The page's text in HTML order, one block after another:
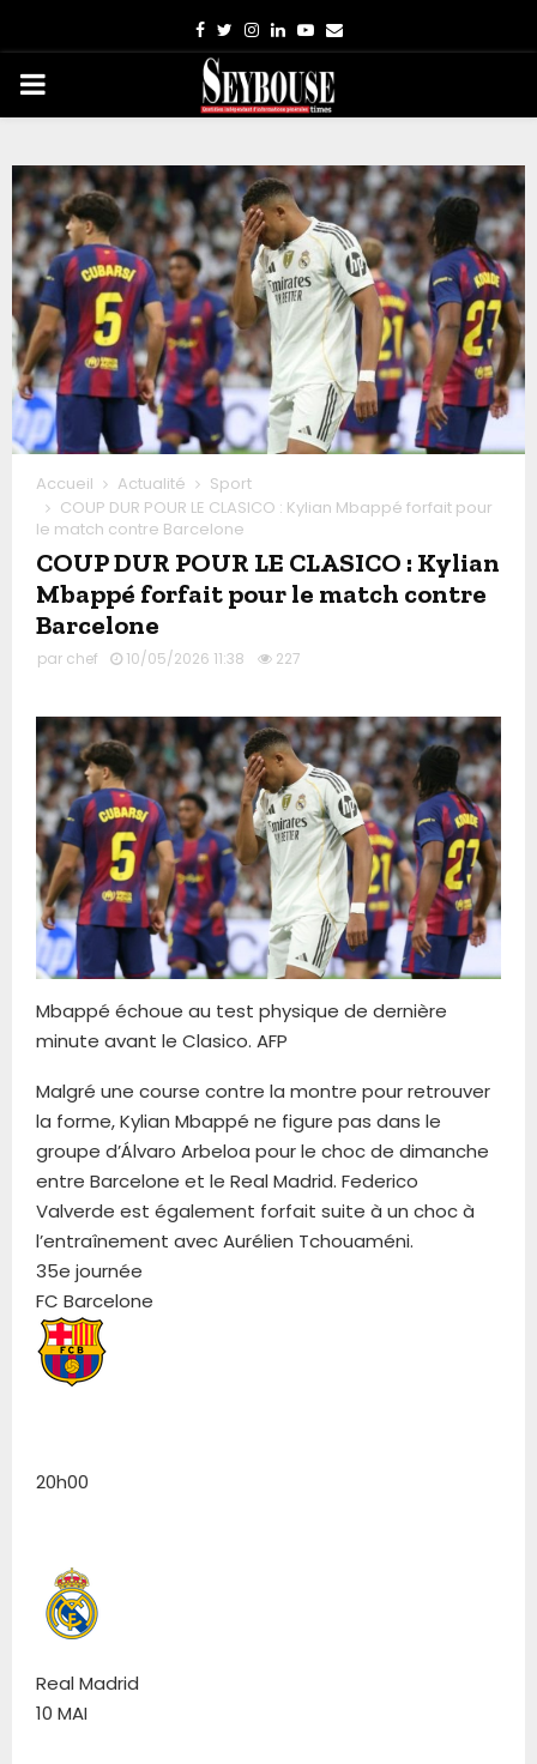
Facebook
TwitterInstagram
LinkedinYoutube
Email
PRIMARY
Accueil Actualité
Sport
COUP DUR POUR LE CLASICO : Kylian Mbappé forfait pour
le match contre Barcelone
COUP DUR POUR LE CLASICO : Kylian
Mbappé forfait pour le match contre
Barcelone
par chef 10/05/2026 11:38 227
Mbappé échoue au test physique de dernière
minute avant le Clasico. AFP
Malgré une course contre la montre pour retrouver
la forme, Kylian Mbappé ne figure pas dans le
groupe d’Álvaro Arbeloa pour le choc de dimanche
entre Barcelone et le Real Madrid. Federico
Valverde est également forfait suite à un choc à
l’entraînement avec Aurélien Tchouaméni.
35e journée
FC Barcelone
20h00
Real Madrid
10 MAI